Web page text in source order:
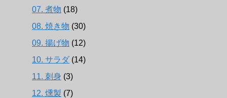
07. 煮物 (18)
08. 焼き物 (30)
09. 揚げ物 (12)
10. サラダ (14)
11. 刺身 (3)
12. 燻製 (7)